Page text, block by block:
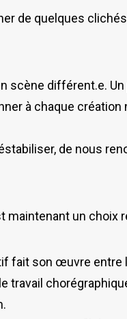
de quelques
scène différent.e.
à chaque création
de nous
maintenant un choix
fait son œuvre entre
travail